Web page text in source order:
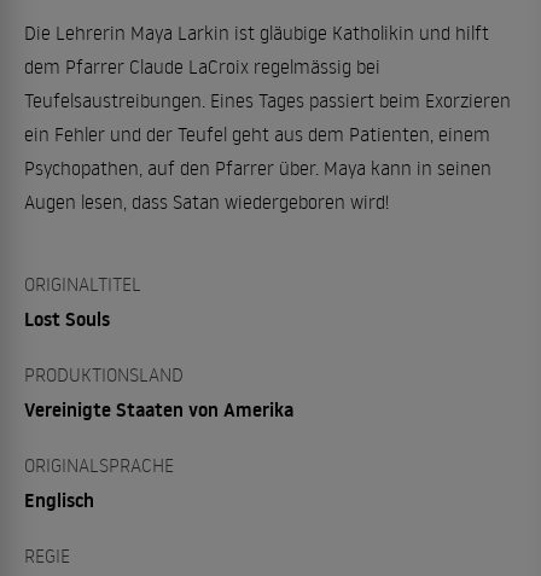
Die Lehrerin Maya Larkin ist gläubige Katholikin und hilft
dem Pfarrer Claude LaCroix regelmässig bei
Teufelsaustreibungen. Eines Tages passiert beim Exorzieren
ein Fehler und der Teufel geht aus dem Patienten, einem
Psychopathen, auf den Pfarrer über. Maya kann in seinen
Augen lesen, dass Satan wiedergeboren wird!
ORIGINALTITEL
Lost Souls
PRODUKTIONSLAND
Vereinigte Staaten von Amerika
ORIGINALSPRACHE
Englisch
REGIE